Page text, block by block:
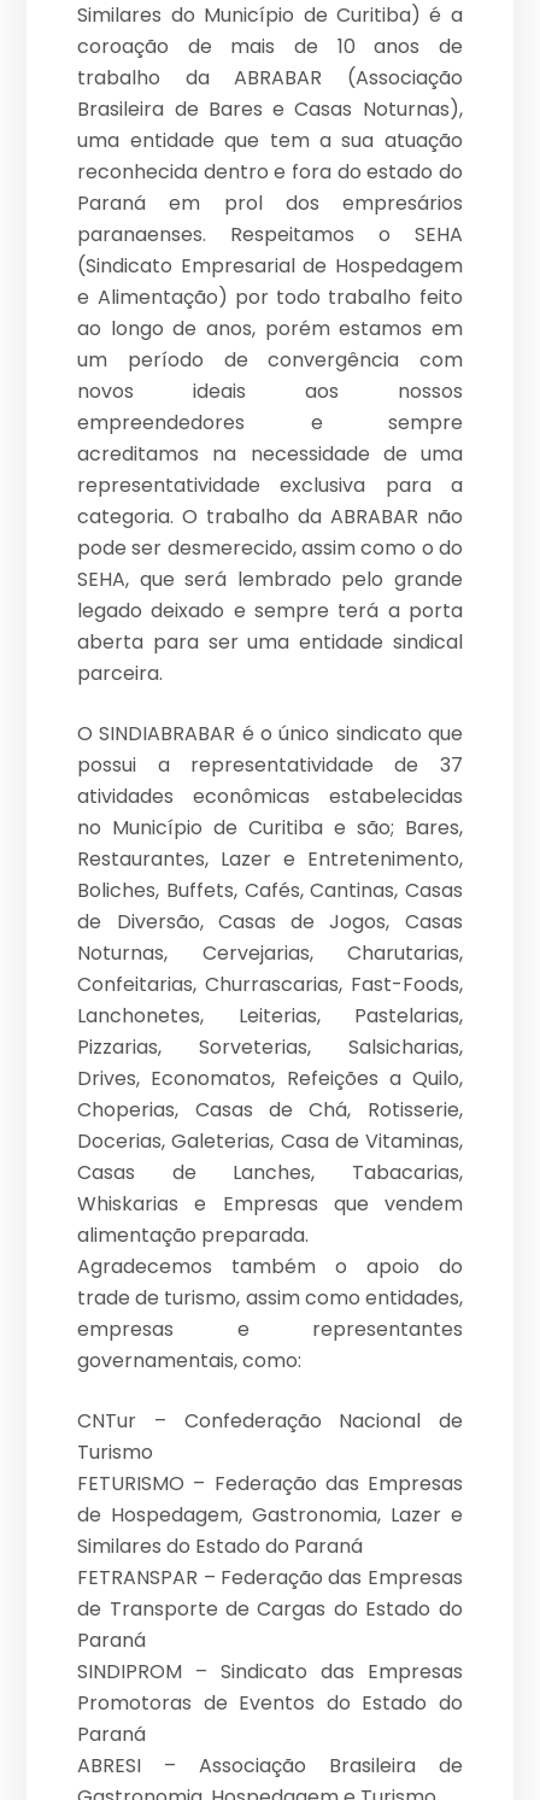
Similares do Município de Curitiba) é a
coroação de mais de 10 anos de
trabalho da ABRABAR (Associação
Brasileira de Bares e Casas Noturnas),
uma entidade que tem a sua atuação
reconhecida dentro e fora do estado do
Paraná em prol dos empresários
paranaenses. Respeitamos o SEHA
(Sindicato Empresarial de Hospedagem
e Alimentação) por todo trabalho feito
ao longo de anos, porém estamos em
um período de convergência com
novos ideais aos nossos
empreendedores e sempre
acreditamos na necessidade de uma
representatividade exclusiva para a
categoria. O trabalho da ABRABAR não
pode ser desmerecido, assim como o do
SEHA, que será lembrado pelo grande
legado deixado e sempre terá a porta
aberta para ser uma entidade sindical
parceira.
O SINDIABRABAR é o único sindicato que
possui a representatividade de 37
atividades econômicas estabelecidas
no Município de Curitiba e são; Bares,
Restaurantes, Lazer e Entretenimento,
Boliches, Buffets, Cafés, Cantinas, Casas
de Diversão, Casas de Jogos, Casas
Noturnas, Cervejarias, Charutarias,
Confeitarias, Churrascarias, Fast-Foods,
Lanchonetes, Leiterias, Pastelarias,
Pizzarias, Sorveterias, Salsicharias,
Drives, Economatos, Refeições a Quilo,
Choperias, Casas de Chá, Rotisserie,
Docerias, Galeterias, Casa de Vitaminas,
Casas de Lanches, Tabacarias,
Whiskarias e Empresas que vendem
alimentação preparada.
Agradecemos também o apoio do
trade de turismo, assim como entidades,
empresas e representantes
governamentais, como:
CNTur – Confederação Nacional de
Turismo
FETURISMO – Federação das Empresas
de Hospedagem, Gastronomia, Lazer e
Similares do Estado do Paraná
FETRANSPAR – Federação das Empresas
de Transporte de Cargas do Estado do
Paraná
SINDIPROM – Sindicato das Empresas
Promotoras de Eventos do Estado do
Paraná
ABRESI – Associação Brasileira de